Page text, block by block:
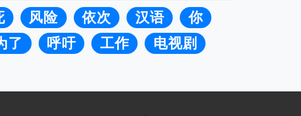
风险 依次 汉语
你
了 呼吁 工作
电视剧